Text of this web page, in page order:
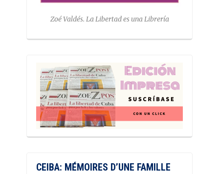
Zoé Valdés. La Libertad es una Librería
CEIBA: MÉMOIRES D’UNE FAMILLE